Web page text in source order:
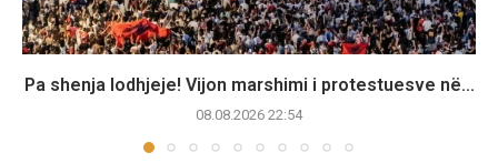
Pa shenja lodhjeje! Vijon marshimi i protestuesve në...
08.08.2026 22:54